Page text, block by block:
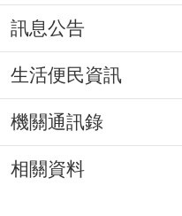
訊息公告
生活便民資訊
機關通訊錄
相關資料